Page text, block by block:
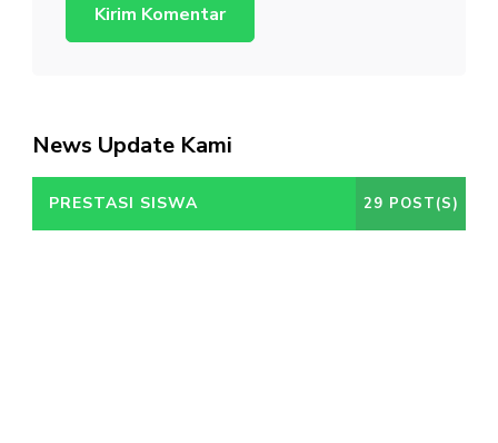
News Update Kami
PRESTASI SISWA 29 POST(S)